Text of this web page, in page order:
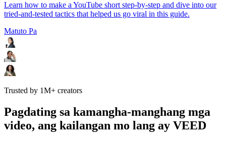
Learn how to make a YouTube short step-by-step and dive into our
tried-and-tested tactics that helped us go viral in this guide.
Matuto Pa
Trusted by 1M+ creators
Pagdating sa kamangha-manghang mga
video, ang kailangan mo lang ay VEED